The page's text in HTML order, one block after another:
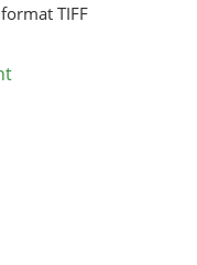
TIFF